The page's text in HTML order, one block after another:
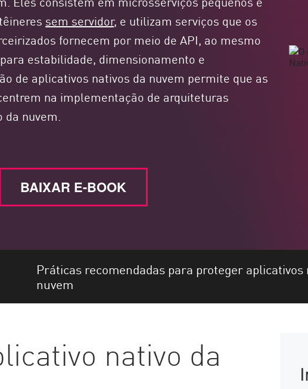
sem servidor, e utilizam serviços que os
fornecem por meio de API, ao mesmo
para estabilidade, dimensionamento e
de aplicativos nativos da nuvem permite que as
na implementação de arquiteturas
nuvem.
BAIXAR E-BOOK
Práticas recomendadas para proteger aplicativos
nuvem
nativo da